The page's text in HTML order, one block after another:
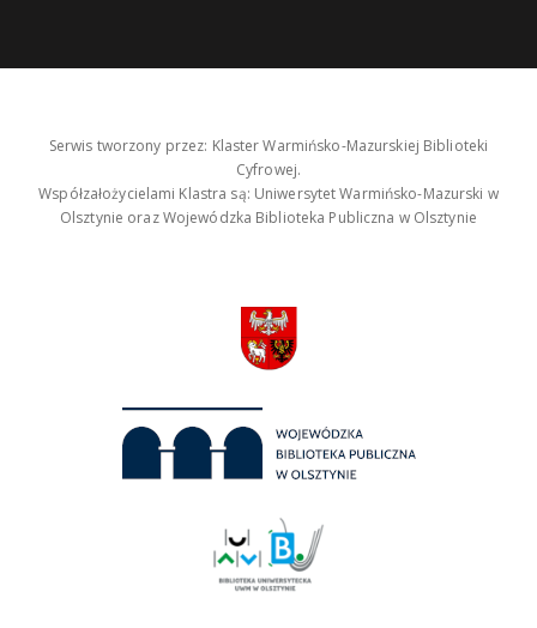
Serwis tworzony przez: Klaster Warmińsko-Mazurskiej Biblioteki
Cyfrowej.
Współzałożycielami Klastra są: Uniwersytet Warmińsko-Mazurski w
Olsztynie oraz Wojewódzka Biblioteka Publiczna w Olsztynie